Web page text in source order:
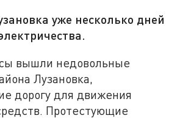
уже несколько дней
вышли недовольные
Лузановка,
дорогу для движения
Протестующие